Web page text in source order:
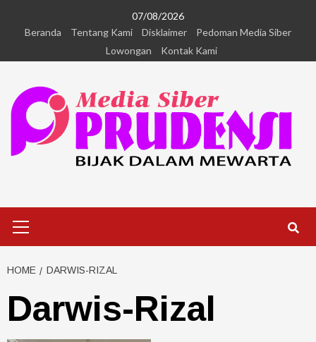
07/08/2026
Beranda
Tentang Kami Disklaimer
Pedoman Media Siber
Lowongan
Kontak Kami
HOME DARWIS-RIZAL
Darwis-Rizal